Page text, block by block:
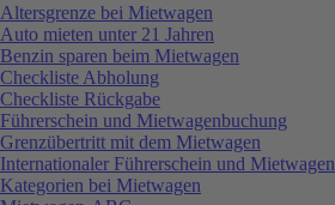
Altersgrenze bei Mietwagen
Auto mieten unter 21 Jahren
Benzin sparen beim Mietwagen
Checkliste Abholung
Checkliste Rückgabe
Führerschein und Mietwagenbuchung
Grenzübertritt mit dem Mietwagen
Internationaler Führerschein und Mietwagen
Kategorien bei Mietwagen